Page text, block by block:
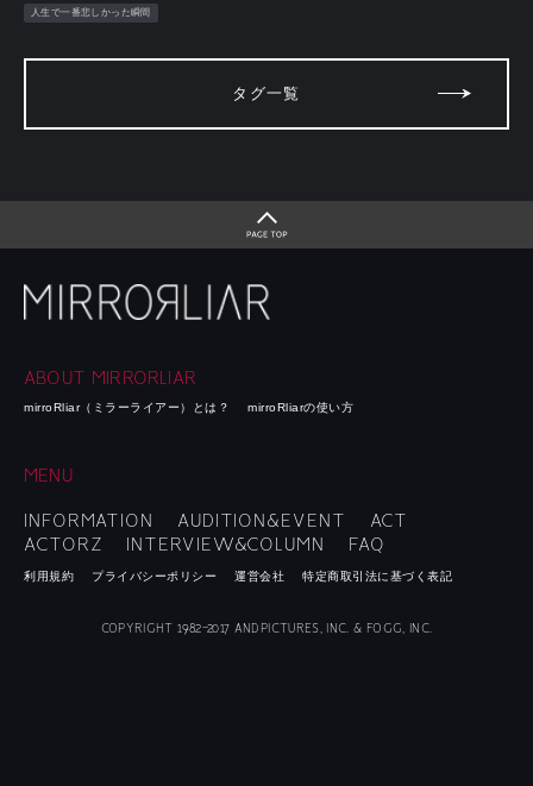
人生で一番悲しかった瞬間
タグ一覧
ABOUT MIRRORLIAR
mirroRliar（ミラーライアー）とは？ mirroRliarの使い方
MENU
INFORMATION AUDITION&EVENT
ACT
ACTORZ
INTERVIEW&COLUMN FAQ
利用規約 プライバシーポリシー 運営会社 特定商取引法に基づく表記
COPYRIGHT 1982-2017 ANDPICTURES, INC. & FOGG, INC.